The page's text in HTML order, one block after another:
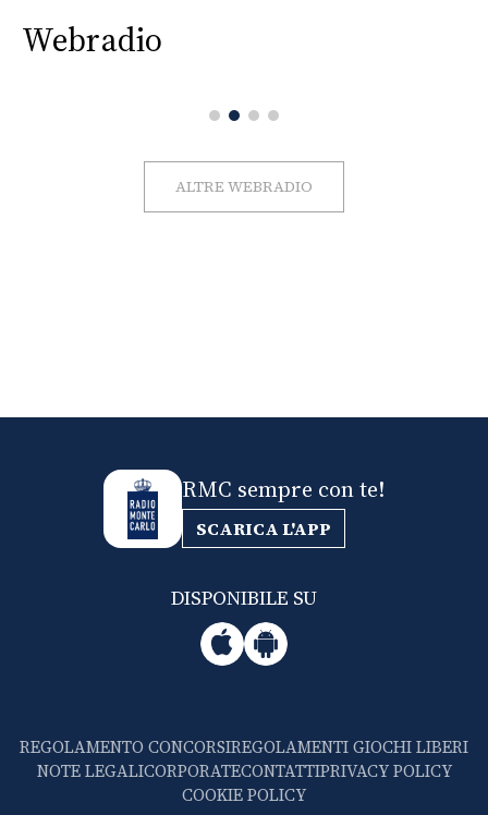
Webradio
ALTRE WEBRADIO
RMC sempre con te!
SCARICA L'APP
DISPONIBILE SU
REGOLAMENTO CONCORSIREGOLAMENTI GIOCHI LIBERI
NOTE LEGALICORPORATECONTATTIPRIVACY POLICY
COOKIE POLICY